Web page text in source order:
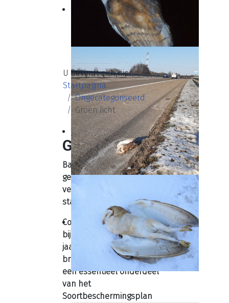
U bevindt zich hier:
Startpagina
Ongecategoriseerd
Groen licht
Groen licht
Basis doelstelling is om
geen broedsels te
verstoren door te vlug te
starten met controles.
Controles zijn noodzakelijk
bij de uitvoering van de
jaarlijkse
broedvogelinventarisatie,
een essentieel onderdeel
van het
Soortbeschermingsplan